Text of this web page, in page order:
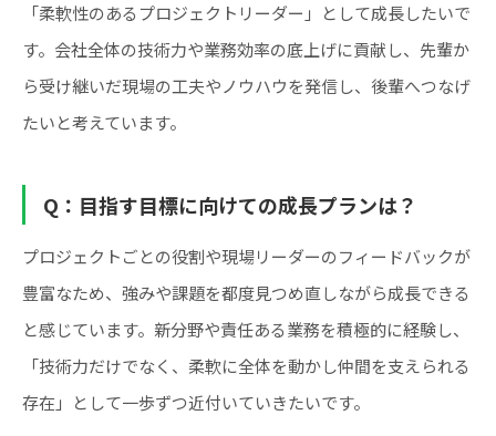
「柔軟性のあるプロジェクトリーダー」として成長したいで
す。会社全体の技術力や業務効率の底上げに貢献し、先輩か
ら受け継いだ現場の工夫やノウハウを発信し、後輩へつなげ
たいと考えています。
Q：目指す目標に向けての成長プランは？
プロジェクトごとの役割や現場リーダーのフィードバックが
豊富なため、強みや課題を都度見つめ直しながら成長できる
と感じています。新分野や責任ある業務を積極的に経験し、
「技術力だけでなく、柔軟に全体を動かし仲間を支えられる
存在」として一歩ずつ近付いていきたいです。